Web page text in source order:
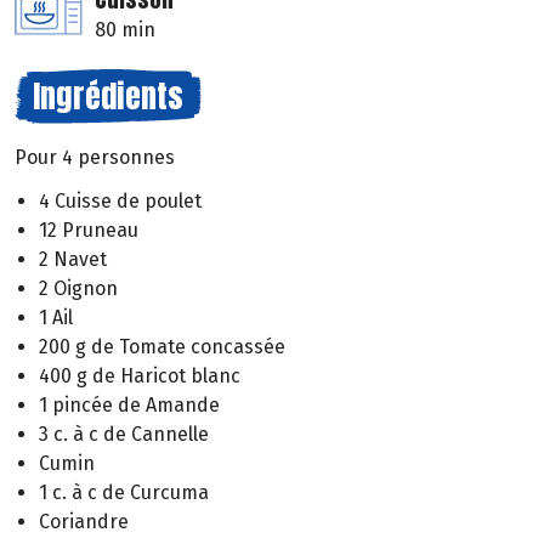
80 min
Ingrédients
Pour 4 personnes
4 Cuisse de poulet
12 Pruneau
2 Navet
2 Oignon
1 Ail
200 g de Tomate concassée
400 g de Haricot blanc
1 pincée de Amande
3 c. à c de Cannelle
Cumin
1 c. à c de Curcuma
Coriandre